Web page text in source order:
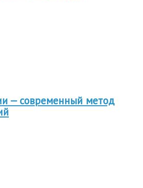
— современный метод